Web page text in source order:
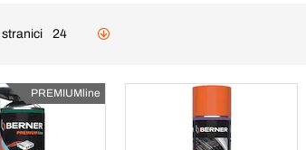
24
PREMIUMline